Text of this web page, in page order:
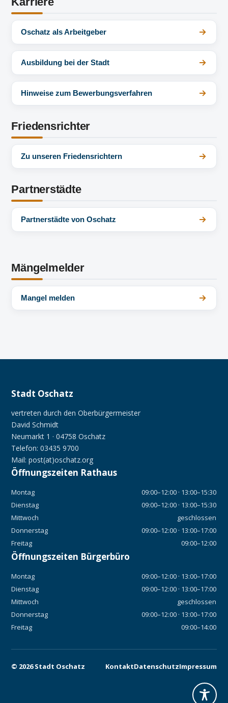
Oschatz als Arbeitgeber
Ausbildung bei der Stadt
Hinweise zum Bewerbungsverfahren
Friedensrichter
Zu unseren Friedensrichtern
Partnerstädte
Partnerstädte von Oschatz
Mängelmelder
Mangel melden
Stadt Oschatz
vertreten durch den Oberbürgermeister
David Schmidt
Neumarkt 1 · 04758 Oschatz
Telefon: 03435 9700
Mail: post(at)oschatz.org
Öffnungszeiten Rathaus
Montag
09:00–12:00 · 13:00–15:30
Dienstag
09:00–12:00 · 13:00–15:30
Mittwoch
geschlossen
Donnerstag
09:00–12:00 · 13:00–17:00
Freitag
09:00–12:00
Öffnungszeiten Bürgerbüro
Montag
09:00–12:00 · 13:00–17:00
Dienstag
09:00–12:00 · 13:00–17:00
Mittwoch
geschlossen
Donnerstag
09:00–12:00 · 13:00–17:00
Freitag
09:00–14:00
© 2026Stadt Oschatz KontaktDatenschutzImpressum